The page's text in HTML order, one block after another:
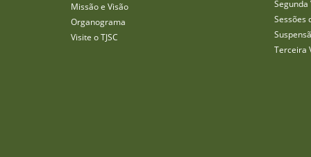
Missão e Visão
Organograma
Visite o TJSC
Segunda
Sessões
Terceira